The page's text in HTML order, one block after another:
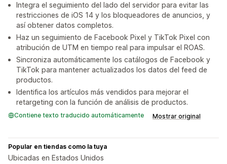
Integra el seguimiento del lado del servidor para evitar las
restricciones de iOS 14 y los bloqueadores de anuncios, y
así obtener datos completos.
Haz un seguimiento de Facebook Pixel y TikTok Pixel con
atribución de UTM en tiempo real para impulsar el ROAS.
Sincroniza automáticamente los catálogos de Facebook y
TikTok para mantener actualizados los datos del feed de
productos.
Identifica los artículos más vendidos para mejorar el
retargeting con la función de análisis de productos.
Contiene texto traducido automáticamente Mostrar original
Popular en tiendas como la tuya
Ubicadas en Estados Unidos